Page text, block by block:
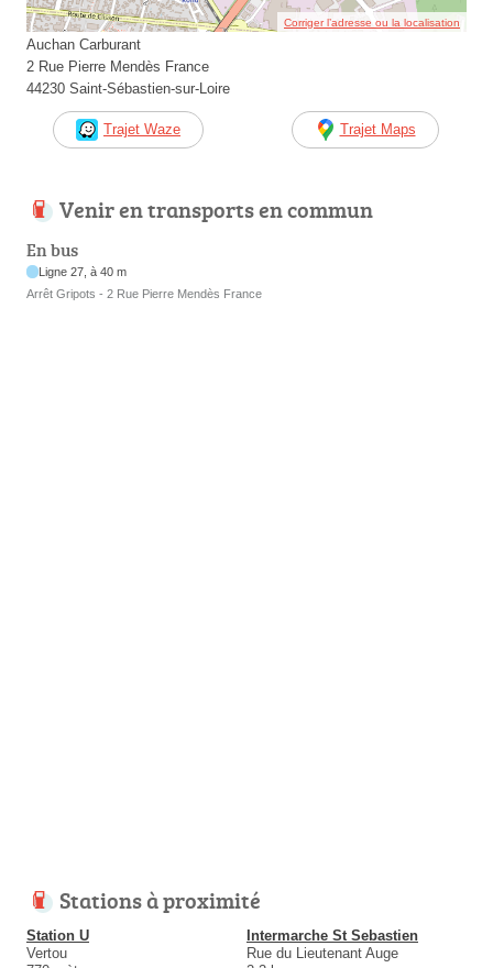
Corriger l’adresse ou la localisation
Auchan Carburant
2 Rue Pierre Mendès France
44230 Saint-Sébastien-sur-Loire
Trajet Waze Trajet Maps
Venir en transports en commun
En bus
Ligne 27, à 40 m
Arrêt Gripots - 2 Rue Pierre Mendès France
Stations à proximité
Station U
Vertou
Intermarche St Sebastien
Rue du Lieutenant Auge